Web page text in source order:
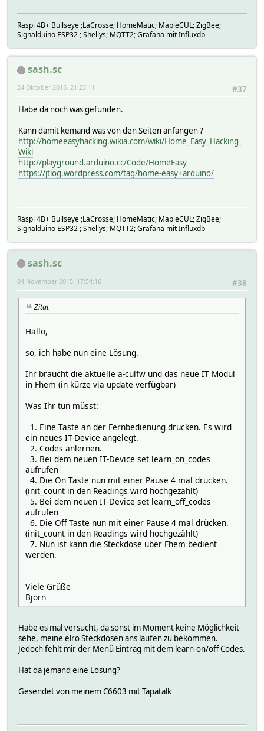
"message": {
"systemcode": 16,
"unitcode": 15,
"origin": "receiver",
"protocol": "elro_800_contact",
"uuid": "0000-b8-27-eb-6de740",
"repeats": 1
{
"message": {
"systemcode": 16,
"unitcode": 15,
"state": "off"
},
"repeats": 1
}
{
"unitcode": 769706,
},
"origin": "receiver",
"protocol": "ev1527",
"repeats": 1
299 897 897 598 299 1196 897 299 299 897 897 598 299
--[RESULTS]--
hardware: 433gpio
rawlen: 50
299 897 897 598 299 897 897 598 299 897 897 598 299 897
--[RESULTS]--
time: Sat Oct 24 19:23:33 2015
hardware: 433gpio
pulselen: 211
Raw code:
211 2743 211 422 211 1477 211 422 0 1477 211 422 211
--[RESULTS]--
hardware: 433gpio
rawlen: 50
pulselen: 298
Raw code:
298 894 894 596 298 894 894 596 298 894 894 298 298 894
--[RESULTS]--
time: Sat Oct 24 19:23:34 2015
hardware: 433gpio
pulse: 3
rawlen: 50
pulselen: 298
Raw code:
298 894 894 298 298 894 894 298 298 894 894 596 298 894
--[RESULTS]--
time: Sat Oct 24 19:23:34 2015
hardware: 433gpio
pulse: 5
rawlen: 132
pulselen: 319
Raw code:
0 2871 0 319 0 1595 0 319 0 1595 0 319 0 1595 0 319 0
time: Sat Oct 24 19:23:34 2015
hardware: 433gpio
rawlen: 58
pulselen: 146
146 1168 146 1168 1022 292 292 876 146 1022 876 438 146
--[RESULTS]--
time: Sat Oct 24 19:23:35 2015
Raspi 4B+ Bullseye ;LaCrosse; HomeMatic; MapleCUL; ZigBee;
Signalduino ESP32 ; Shellys; MQTT2; Grafana mit Influxdb
sash.sc
#37
24 Oktober 2015, 21:23:11
Habe da noch was gefunden.
Kann damit kemand was von den Seiten anfangen ?
http://homeeasyhacking.wikia.com/wiki/Home_Easy_Hacking_
Wiki
http://playground.arduino.cc/Code/HomeEasy
https://jtlog.wordpress.com/tag/home-easy+arduino/
Raspi 4B+ Bullseye ;LaCrosse; HomeMatic; MapleCUL; ZigBee;
Signalduino ESP32 ; Shellys; MQTT2; Grafana mit Influxdb
sash.sc
#38
04 November 2015, 17:54:16
Zitat
Hallo,
so, ich habe nun eine Lösung.
Ihr braucht die aktuelle a-culfw und das neue IT Modul
in Fhem (in kürze via update verfügbar)
Was Ihr tun müsst:
1. Eine Taste an der Fernbedienung drücken. Es wird
ein neues IT-Device angelegt.
2. Codes anlernen.
3. Bei dem neuen IT-Device set learn_on_codes
aufrufen
4. Die On Taste nun mit einer Pause 4 mal drücken.
(init_count in den Readings wird hochgezählt)
5. Bei dem neuen IT-Device set learn_off_codes
aufrufen
6. Die Off Taste nun mit einer Pause 4 mal drücken.
(init_count in den Readings wird hochgezählt)
7. Nun ist kann die Steckdose über Fhem bedient
werden.
Viele Grüße
Björn
Habe es mal versucht, da sonst im Moment keine Möglichkeit
sehe, meine elro Steckdosen ans laufen zu bekommen.
Jedoch fehlt mir der Menü Eintrag mit dem learn-on/off Codes.
Hat da jemand eine Lösung?
Gesendet von meinem C6603 mit Tapatalk